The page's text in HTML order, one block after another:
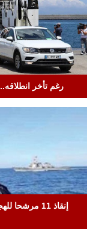
رغم تأخر انطلاقه..
إنقاذ 11